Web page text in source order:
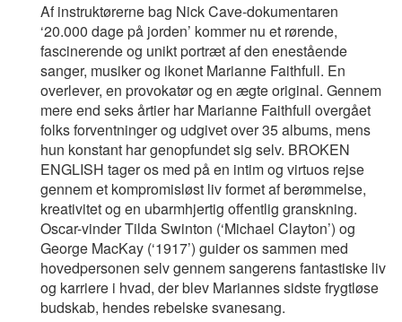
Af instruktørerne bag Nick Cave-dokumentaren
‘20.000 dage på jorden’ kommer nu et rørende,
fascinerende og unikt portræt af den enestående
sanger, musiker og ikonet Marianne Faithfull. En
overlever, en provokatør og en ægte original. Gennem
mere end seks årtier har Marianne Faithfull overgået
folks forventninger og udgivet over 35 albums, mens
hun konstant har genopfundet sig selv. BROKEN
ENGLISH tager os med på en intim og virtuos rejse
gennem et kompromisløst liv formet af berømmelse,
kreativitet og en ubarmhjertig offentlig granskning.
Oscar-vinder Tilda Swinton (‘Michael Clayton’) og
George MacKay (‘1917’) guider os sammen med
hovedpersonen selv gennem sangerens fantastiske liv
og karriere i hvad, der blev Mariannes sidste frygtløse
budskab, hendes rebelske svanesang.